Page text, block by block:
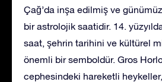
Çağ’da inşa edilmiş ve
bir astrolojik saatidir. 14.
saat, şehrin tarihini ve kültürel
önemli bir semboldür. Gros
cephesindeki hareketli